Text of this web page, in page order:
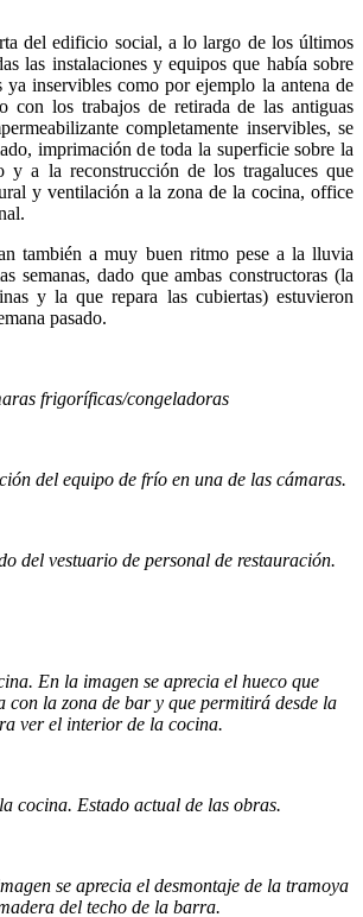
del edificio social, a lo largo de los últimos
las instalaciones y equipos que había sobre
ya inservibles como por ejemplo la antena de
con los trabajos de retirada de las antiguas
completamente inservibles, se
imprimación de toda la superficie sobre la
y a la reconstrucción de los tragaluces que
y ventilación a la zona de la cocina, office
también a muy buen ritmo pese a la lluvia
semanas, dado que ambas constructoras (la
y la que repara las cubiertas) estuvieron
pasado.
frigoríficas/congeladoras
del equipo de frío en una de las cámaras.
del vestuario de personal de restauración.
En la imagen se aprecia el hueco que
con la zona de bar y que permitirá desde la
ver el interior de la cocina.
cocina. Estado actual de las obras.
se aprecia el desmontaje de la tramoya
del techo de la barra.